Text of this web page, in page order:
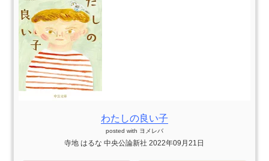
わたしの良い子
posted with ヨメレバ
寺地 はるな 中央公論新社 2022年09月21日